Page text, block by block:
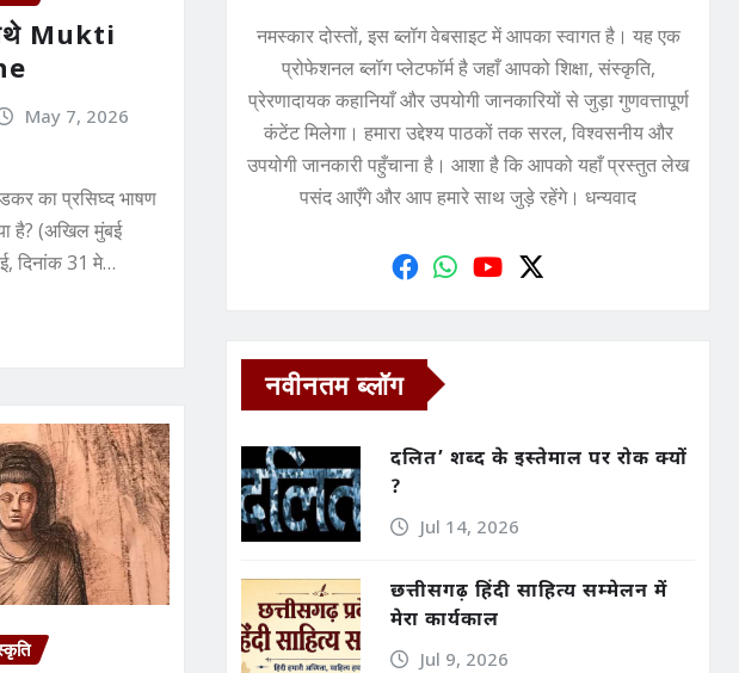
Mukti
May 7, 2026
का प्रसिघ्द भाषण
है? (अखिल मुंबई
दिनांक 31 मे…
नमस्कार दोस्तों, इस ब्लॉग वेबसाइट में आपका स्वागत है। यह एक
प्रोफेशनल ब्लॉग प्लेटफॉर्म है जहाँ आपको शिक्षा, संस्कृति,
प्रेरणादायक कहानियाँ और उपयोगी जानकारियों से जुड़ा गुणवत्तापूर्ण
कंटेंट मिलेगा। हमारा उद्देश्य पाठकों तक सरल, विश्वसनीय और
उपयोगी जानकारी पहुँचाना है। आशा है कि आपको यहाँ प्रस्तुत लेख
पसंद आएँगे और आप हमारे साथ जुड़े रहेंगे। धन्यवाद
नवीनतम ब्लॉग
दलित’ शब्द के इस्तेमाल पर रोक क्यों
?
Jul 14, 2026
छत्तीसगढ़ हिंदी साहित्य सम्मेलन में
मेरा कार्यकाल
Jul 9, 2026